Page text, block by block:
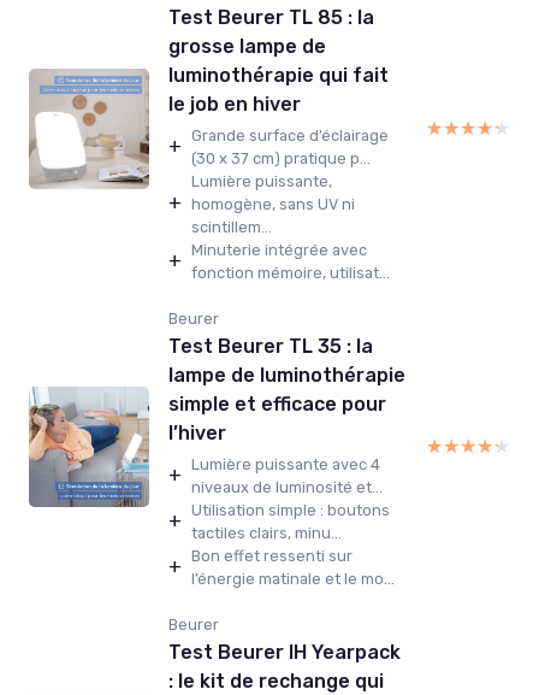
Test Beurer TL 85 : la
grosse lampe de
luminothérapie qui fait
le job en hiver
+ Grande surface d’éclairage
(30 x 37 cm) pratique p...
+
Lumière puissante,
homogène, sans UV ni
scintillem...
+ Minuterie intégrée avec
fonction mémoire, utilisat...
★★★★★
★★★★★
Beurer
Test Beurer TL 35 : la
lampe de luminothérapie
simple et efficace pour
l’hiver
+ Lumière puissante avec 4
niveaux de luminosité et...
+ Utilisation simple : boutons
tactiles clairs, minu...
+ Bon effet ressenti sur
l’énergie matinale et le mo...
★★★★★
★★★★★
Beurer
Test Beurer IH Yearpack
: le kit de rechange qui